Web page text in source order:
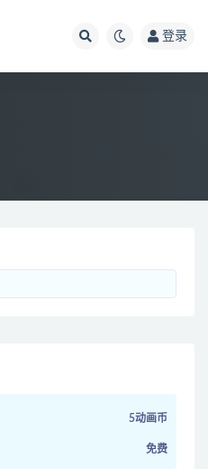
登录
5动画币
免费